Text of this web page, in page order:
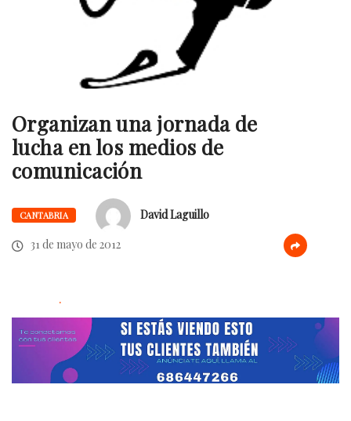
Organizan una jornada de
lucha en los medios de
comunicación
CANTABRIA
David Laguillo
31 de mayo de 2012
.